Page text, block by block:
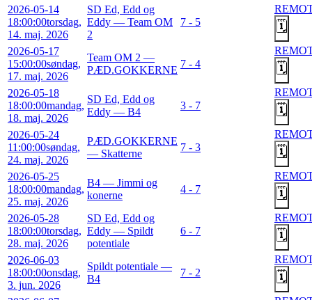
2026-05-14
18:00:00torsdag,
14. maj. 2026
SD Ed, Edd og
Eddy — Team OM
2
7 - 5 🗓️
2026-05-17
15:00:00søndag,
17. maj. 2026
Team OM 2 —
PÆD.GOKKERNE
7 - 4 🗓️
2026-05-18
18:00:00mandag,
18. maj. 2026
SD Ed, Edd og
Eddy — B4
3 - 7 🗓️
2026-05-24
11:00:00søndag,
24. maj. 2026
PÆD.GOKKERNE
— Skatterne
7 - 3 🗓️
2026-05-25
18:00:00mandag,
25. maj. 2026
B4 — Jimmi og
konerne
4 - 7 🗓️
2026-05-28
18:00:00torsdag,
28. maj. 2026
SD Ed, Edd og
Eddy — Spildt
potentiale
6 - 7 🗓️
2026-06-03
18:00:00onsdag,
3. jun. 2026
Spildt potentiale —
B4
7 - 2 🗓️